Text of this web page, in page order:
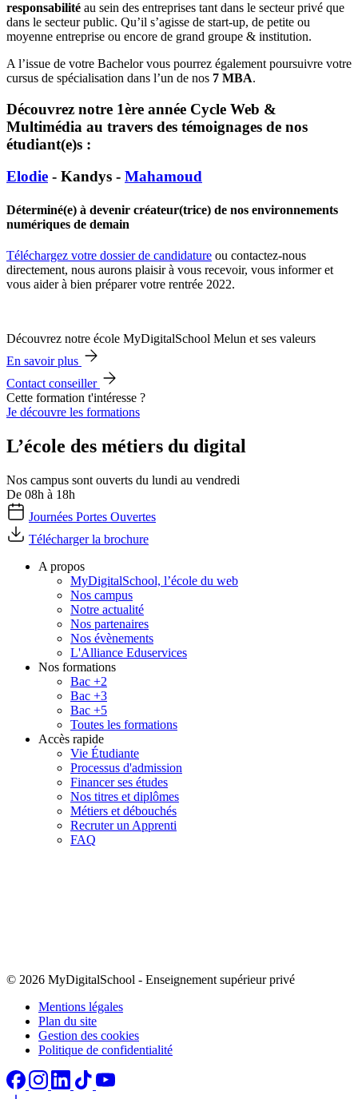
responsabilité au sein des entreprises tant dans le secteur privé que
dans le secteur public. Qu’il s’agisse de start-up, de petite ou
moyenne entreprise ou encore de grand groupe & institution.
A l’issue de votre Bachelor vous pourrez également poursuivre votre
cursus de spécialisation dans l’un de nos 7 MBA.
Découvrez notre 1ère année Cycle Web &
Multimédia au travers des témoignages de nos
étudiant(e)s :
Elodie - Kandys - Mahamoud
Déterminé(e) à devenir créateur(trice) de nos environnements
numériques de demain
Téléchargez votre dossier de candidature ou contactez-nous
directement, nous aurons plaisir à vous recevoir, vous informer et
vous aider à bien préparer votre rentrée 2022.
Découvrez notre école MyDigitalSchool Melun et ses valeurs
En savoir plus
Contact conseiller
Cette formation t'intéresse ?
Je découvre les formations
L’école des métiers du digital
Nos campus sont ouverts du lundi au vendredi
De 08h à 18h
Journées Portes Ouvertes
Télécharger la brochure
A propos
MyDigitalSchool, l’école du web
Nos campus
Notre actualité
Nos partenaires
Nos évènements
L'Alliance Eduservices
Nos formations
Bac +2
Bac +3
Bac +5
Toutes les formations
Accès rapide
Vie Étudiante
Processus d'admission
Financer ses études
Nos titres et diplômes
Métiers et débouchés
Recruter un Apprenti
FAQ
© 2026 MyDigitalSchool - Enseignement supérieur privé
Mentions légales
Plan du site
Gestion des cookies
Politique de confidentialité